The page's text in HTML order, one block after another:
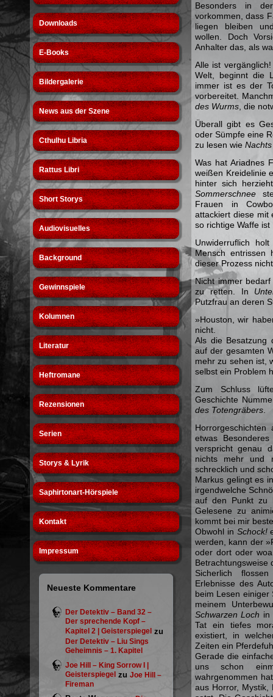
Downloads
E-Books
Bildergalerie
News aus der Szene
Cthulhu Libria
Rattus Libri
Short Storys
Audiovisuelles
Background
Gewinnspiele
Kolumnen
Literatur
Heftromane
Rezensionen
Serien
Storys & Lyrik
Saphirtonart-Hörspiele
Kontakt
Impressum
Neueste Kommentare
Der Detektiv – Band 32 –
Der sprechende Kopf –
Kapitel 2 | Geisterspiegel zu
Der Detektiv – Liu Sings
Geheimnis – 1. Kapitel
Joe Hill – King Sorrow I |
Geisterspiegel zu Joe Hill –
Fireman
Besonders in
vorkommen, dass
liegen bleiben
wollen. Doch
Anhalter das, als
Alle ist
Welt, beginnt die
immer ist es der
vorbereitet.
des Wurms , die
Überall gibt es
oder Sümpfe eine
zu lesen wie
Was hat Ariadnes
weißen Kreidelinie
hinter sich
Sommerschnee
Frauen in
attackiert diese mit
so richtige Waffe
Unwiderruflich
Mensch
dieser Prozess
Nicht immer
zu retten. In
Putzfrau an deren
»Houston, wir
nicht.
Als die
auf der gesamten
mehr zu sehen ist,
selbst ein Problem
Zum Schluss
Geschichte
des Totengräbers
etwas
verspricht genau
nichts mehr und
schrecklich und
Markus gelingt es
irgendwelche
auf den Punkt zu
Gelesene zu
kommt bei mir
Obwohl in Schock!
werden, kann der
oder dort oder
Betrachtungsweise
Sicherlich
Erlebnisse des
beim Lesen einiger
meinem
Schwarzen Loch in
Tat ein tiefes
existiert, in
Zeiten ein
Gerade die
uns schon
wahrgenommen
aus Horror, Mystik,